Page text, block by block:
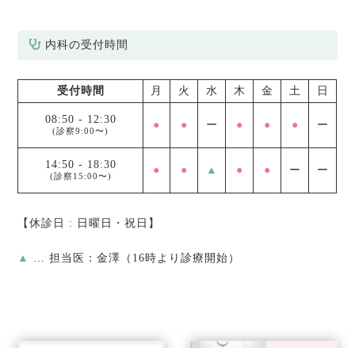
内科の受付時間
受付時間 月 火 水 木 金 土 日
08:50 - 12:30
(診察9:00〜) ● ● ー ● ● ● ー
14:50 - 18:30
(診察15:00〜) ● ● ▲ ● ● ー ー
【休診日 : 日曜日・祝日】
▲ … 担当医：金澤（16時より診療開始）